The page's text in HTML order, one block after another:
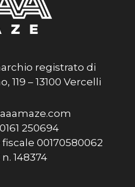
registrato di
119 – 13100 Vercelli
250694
00170580062
148374